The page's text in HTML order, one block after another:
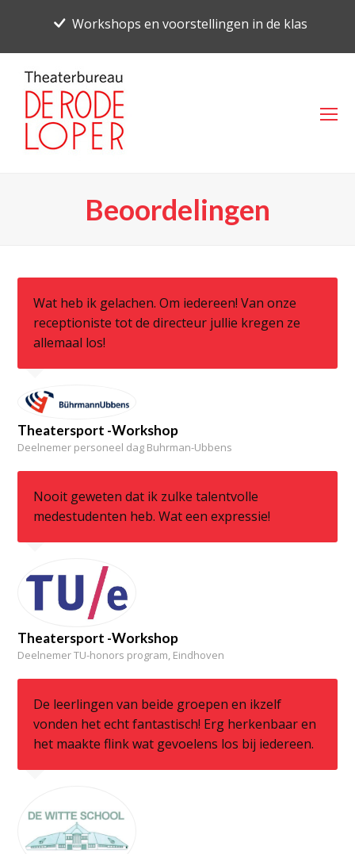
Workshops en voorstellingen in de klas
Beoordelingen
Wat heb ik gelachen. Om iedereen! Van onze
receptioniste tot de directeur jullie kregen ze
allemaal los!
Theatersport -Workshop
Deelnemer personeel dag Buhrman-Ubbens
Nooit geweten dat ik zulke talentvolle
medestudenten heb. Wat een expressie!
Theatersport -Workshop
Deelnemer TU-honors program, Eindhoven
De leerlingen van beide groepen en ikzelf
vonden het echt fantastisch! Erg herkenbaar en
het maakte flink wat gevoelens los bij iedereen.